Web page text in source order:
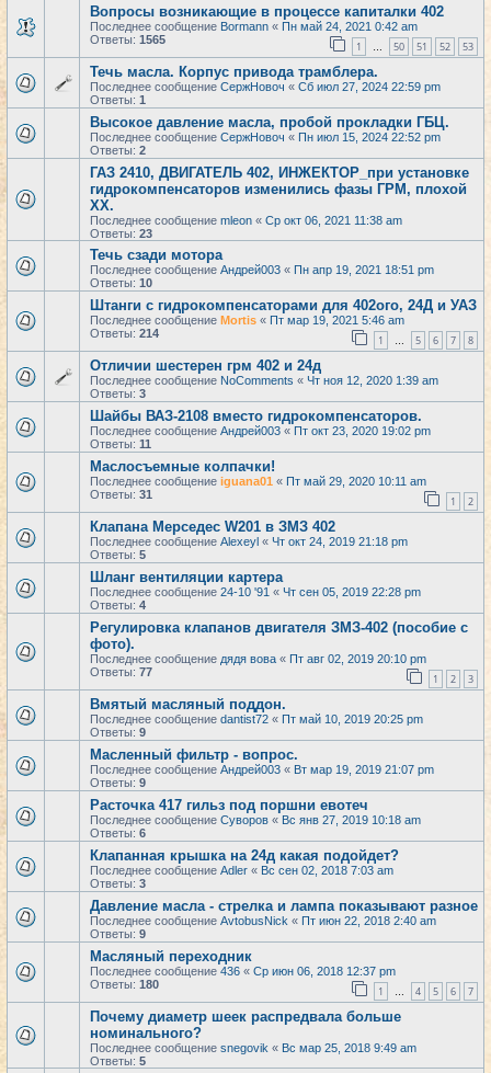
Вопросы возникающие в процессе капиталки 402
Последнее сообщение Bormann « Пн май 24, 2021 0:42 am
Ответы: 1565 1 … 50 51 52 53
Течь масла. Корпус привода трамблера.
Последнее сообщение СержНовоч « Сб июл 27, 2024 22:59 pm
Ответы: 1
Высокое давление масла, пробой прокладки ГБЦ.
Последнее сообщение СержНовоч « Пн июл 15, 2024 22:52 pm
Ответы: 2
ГАЗ 2410, ДВИГАТЕЛЬ 402, ИНЖЕКТОР_при установке
гидрокомпенсаторов изменились фазы ГРМ, плохой
ХХ.
Последнее сообщение mleon « Ср окт 06, 2021 11:38 am
Ответы: 23
Течь сзади мотора
Последнее сообщение Андрей003 « Пн апр 19, 2021 18:51 pm
Ответы: 10
Штанги с гидрокомпенсаторами для 402ого, 24Д и УАЗ
Последнее сообщение Mortis « Пт мар 19, 2021 5:46 am
Ответы: 214 1 … 5 6 7 8
Отличии шестерен грм 402 и 24д
Последнее сообщение NoComments « Чт ноя 12, 2020 1:39 am
Ответы: 3
Шайбы ВАЗ-2108 вместо гидрокомпенсаторов.
Последнее сообщение Андрей003 « Пт окт 23, 2020 19:02 pm
Ответы: 11
Маслосъемные колпачки!
Последнее сообщение iguana01 « Пт май 29, 2020 10:11 am
Ответы: 31 1 2
Клапана Мерседес W201 в ЗМЗ 402
Последнее сообщение Alexeyl « Чт окт 24, 2019 21:18 pm
Ответы: 5
Шланг вентиляции картера
Последнее сообщение 24-10 '91 « Чт сен 05, 2019 22:28 pm
Ответы: 4
Регулировка клапанов двигателя ЗМЗ-402 (пособие с
фото).
Последнее сообщение дядя вова « Пт авг 02, 2019 20:10 pm
Ответы: 77 1 2 3
Вмятый масляный поддон.
Последнее сообщение dantist72 « Пт май 10, 2019 20:25 pm
Ответы: 9
Масленный фильтр - вопрос.
Последнее сообщение Андрей003 « Вт мар 19, 2019 21:07 pm
Ответы: 9
Расточка 417 гильз под поршни евотеч
Последнее сообщение Суворов « Вс янв 27, 2019 10:18 am
Ответы: 6
Клапанная крышка на 24д какая подойдет?
Последнее сообщение Adler « Вс сен 02, 2018 7:03 am
Ответы: 3
Давление масла - стрелка и лампа показывают разное
Последнее сообщение AvtobusNick « Пт июн 22, 2018 2:40 am
Ответы: 9
Масляный переходник
Последнее сообщение 436 « Ср июн 06, 2018 12:37 pm
Ответы: 180 1 … 4 5 6 7
Почему диаметр шеек распредвала больше
номинального?
Последнее сообщение snegovik « Вс мар 25, 2018 9:49 am
Ответы: 5